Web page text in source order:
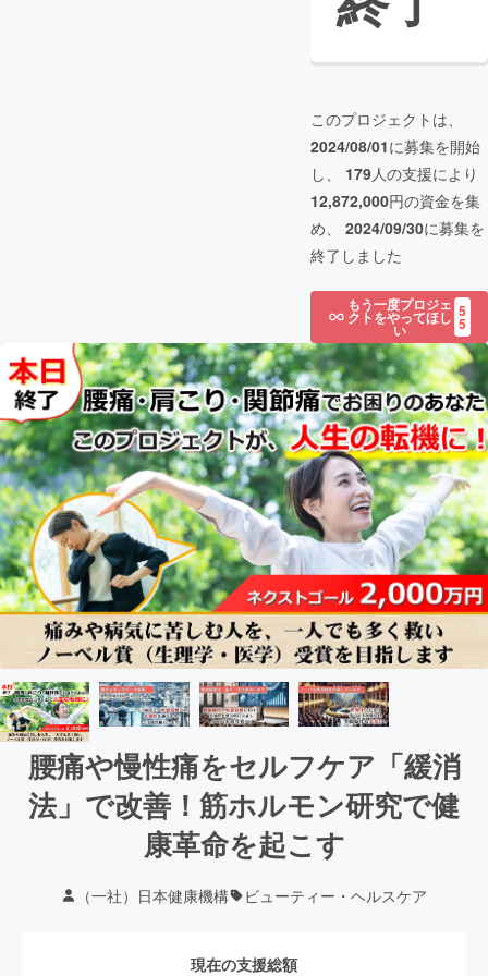
このプロジェクトは、
2024/08/01に募集を開始
し、 179人の支援により
12,872,000円の資金を集
め、 2024/09/30に募集を
終了しました
もう一度プロジェ
クトをやってほし
い
5
5
腰痛や慢性痛をセルフケア「緩消
法」で改善！筋ホルモン研究で健
康革命を起こす
（一社）日本健康機構 ビューティー・ヘルスケア
現在の支援総額